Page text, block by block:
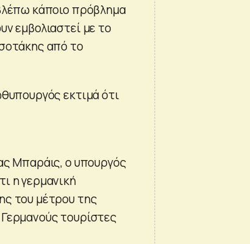
κάποιο πρόβλημα
εμβολιαστεί με το
από το
εκτιμά ότι
Μπαράις, ο υπουργός
η γερμανική
του μέτρου της
τουρίστες